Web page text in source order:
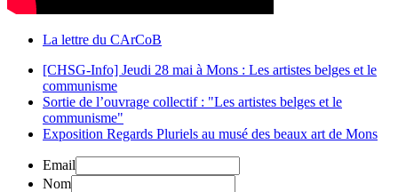
La lettre du CArCoB
[CHSG-Info] Jeudi 28 mai à Mons : Les artistes belges et le
communisme
Sortie de l’ouvrage collectif : "Les artistes belges et le
communisme"
Exposition Regards Pluriels au musé des beaux art de Mons
Email
Nom